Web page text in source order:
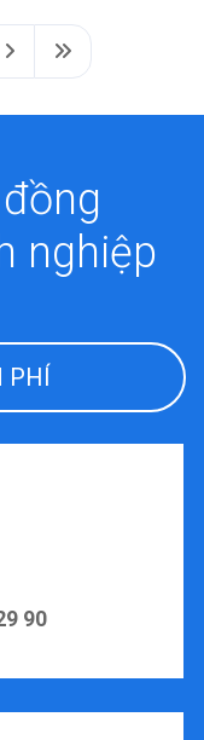
nghiệp
PHÍ
90